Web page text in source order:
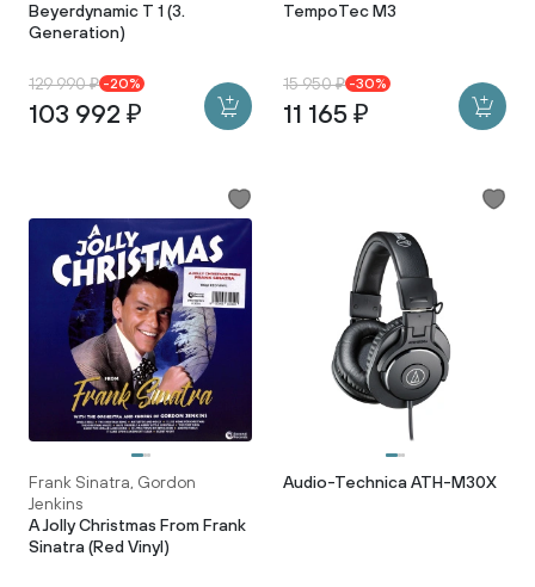
Beyerdynamic T 1 (3.
Generation)
129 990 ₽ -20%
103 992 ₽
TempoTec M3
15 950 ₽ -30%
11 165 ₽
Frank Sinatra, Gordon
Jenkins
A Jolly Christmas From Frank
Sinatra (Red Vinyl)
Audio-Technica ATH-M30X